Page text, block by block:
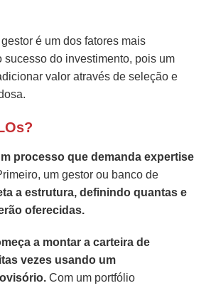
é um dos fatores mais
sucesso do investimento, pois um
valor através de seleção e
processo que demanda expertise
um gestor ou banco de
a estrutura, definindo quantas e
oferecidas.
a montar a carteira de
vezes usando um
Com um portfólio